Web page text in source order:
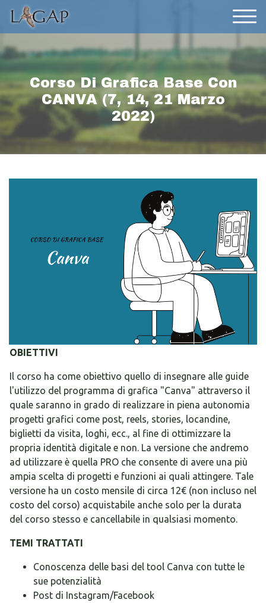
Corso Di Grafica Base Con
CANVA (7, 14, 21 Marzo
2022)
OBIETTIVI
Il corso ha come obiettivo quello di insegnare alle guide
l'utilizzo del programma di grafica "Canva" attraverso il
quale saranno in grado di realizzare in piena autonomia
progetti grafici come post, reels, stories, locandine,
biglietti da visita, loghi, ecc., al fine di ottimizzare la
propria identità digitale e non. La versione che andremo
ad utilizzare è quella PRO che consente di avere una più
ampia scelta di progetti e funzioni ai quali attingere. Tale
versione ha un costo mensile di circa 12€ (non incluso nel
costo del corso) acquistabile anche solo per la durata
del corso stesso e cancellabile in qualsiasi momento.
TEMI TRATTATI
Conoscenza delle basi del tool Canva con tutte le
sue potenzialità
Post di Instagram/Facebook